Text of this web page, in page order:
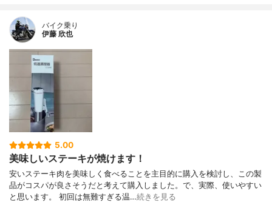
バイク乗り
伊藤 欣也
5.00
美味しいステーキが焼けます！
安いステーキ肉を美味しく食べることを主目的に購入を検討し、この製
品がコスパが良さそうだと考えて購入しました。で、実際、使いやすい
と思います。 初回は無難すぎる温…続きを見る